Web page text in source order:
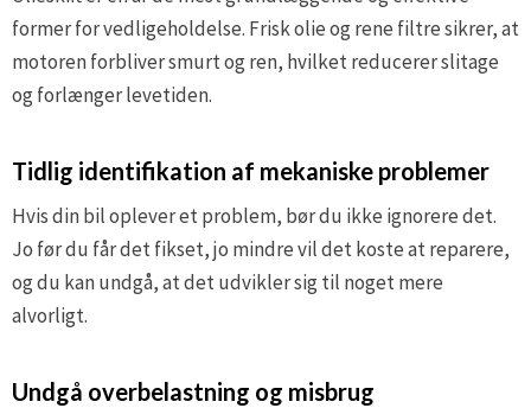
former for vedligeholdelse. Frisk olie og rene filtre sikrer, at
motoren forbliver smurt og ren, hvilket reducerer slitage
og forlænger levetiden.
Tidlig identifikation af mekaniske problemer
Hvis din bil oplever et problem, bør du ikke ignorere det.
Jo før du får det fikset, jo mindre vil det koste at reparere,
og du kan undgå, at det udvikler sig til noget mere
alvorligt.
Undgå overbelastning og misbrug